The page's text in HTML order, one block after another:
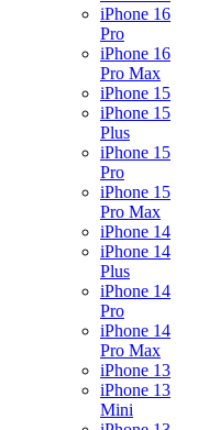
iPhone 16
Pro
iPhone 16
Pro Max
iPhone 15
iPhone 15
Plus
iPhone 15
Pro
iPhone 15
Pro Max
iPhone 14
iPhone 14
Plus
iPhone 14
Pro
iPhone 14
Pro Max
iPhone 13
iPhone 13
Mini